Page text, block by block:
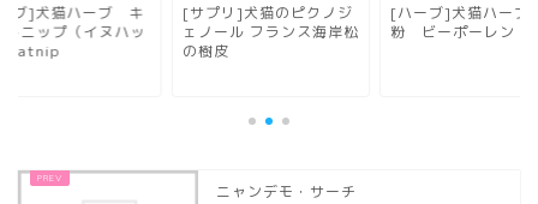
ブ]犬猫ハーブ キ
トニップ（イヌハッ
catnip
[サプリ]犬猫のピクノジ
ェノール フランス海岸松
の樹皮
[ハーブ]犬猫ハー
粉 ビーポーレン
ニャンデモ・サーチ